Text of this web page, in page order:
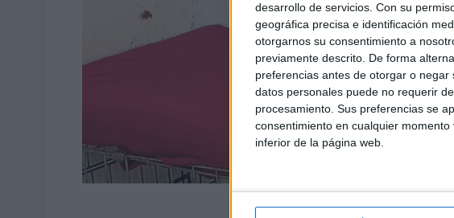
desarrollo de servicios. Con su
geográfica precisa e identificación
otorgarnos su consentimiento a
previamente descrito. De forma
preferencias antes de otorgar o negar
datos personales puede no requerir
procesamiento. Sus preferencias se
consentimiento en cualquier
inferior de la página web.